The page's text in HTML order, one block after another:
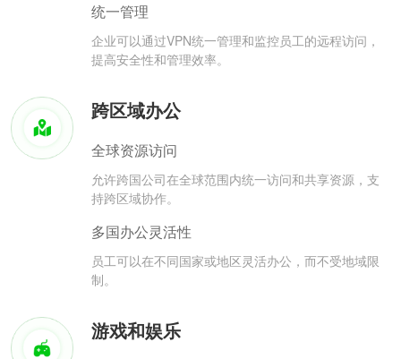
统一管理
企业可以通过VPN统一管理和监控员工的远程访问，
提高安全性和管理效率。
跨区域办公
全球资源访问
允许跨国公司在全球范围内统一访问和共享资源，支
持跨区域协作。
多国办公灵活性
员工可以在不同国家或地区灵活办公，而不受地域限
制。
游戏和娱乐